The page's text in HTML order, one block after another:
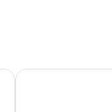
Hotel Kelowna &